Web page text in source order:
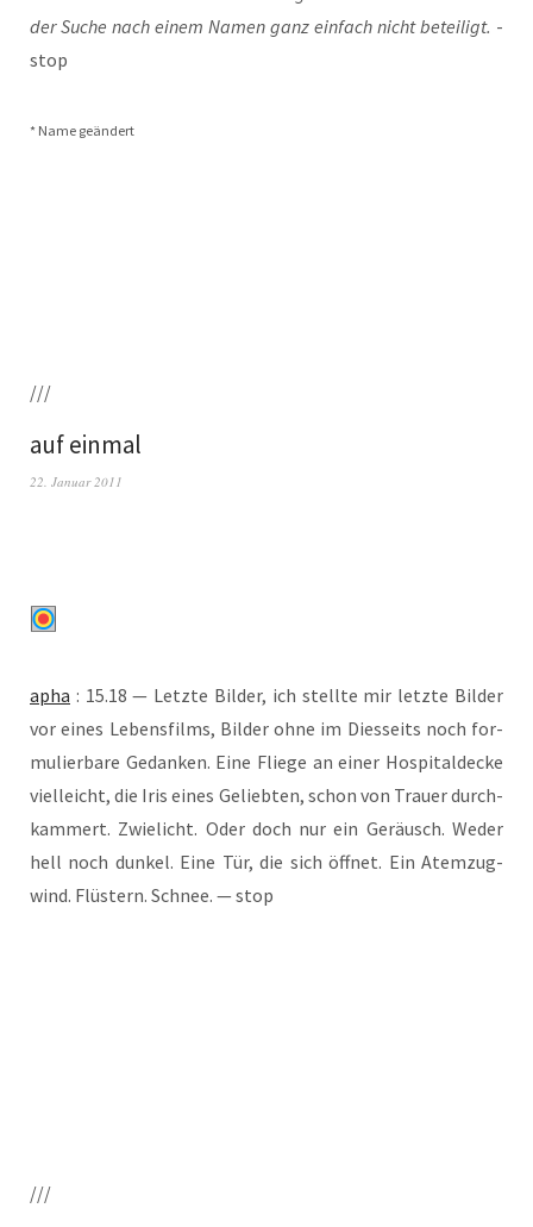
der Suche nach einem Namen ganz ein­fach nicht betei­ligt. -
stop
* Name geändert
///
auf einmal
22. Januar 2011
apha : 15.18 — Letz­te Bil­der, ich stell­te mir letz­te Bil­der
vor eines Lebens­films, Bil­der ohne im Dies­seits noch for­
mu­lier­ba­re Gedan­ken. Eine Flie­ge an einer Hos­pi­tal­de­cke
viel­leicht, die Iris eines Gelieb­ten, schon von Trau­er durch­
kam­mert. Zwie­licht. Oder doch nur ein Geräusch. Weder
hell noch dun­kel. Eine Tür, die sich öff­net. Ein Atem­zug­
wind. Flüs­tern. Schnee. — stop
///